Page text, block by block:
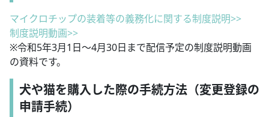
マイクロチップの装着等の義務化に関する制度説明>>
制度説明動画>>
※令和5年3月1日～4月30日まで配信予定の制度説明動画
の資料です。
犬や猫を購入した際の手続方法（変更登録の
申請手続）